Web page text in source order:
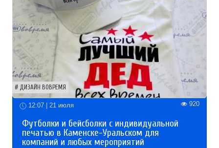
ДИЗАЙН ВОВРЕМЯ
12:07 | 21 июля 920
Футболки и бейсболки с индивидуальной
печатью в Каменске-Уральском для
компаний и любых мероприятий